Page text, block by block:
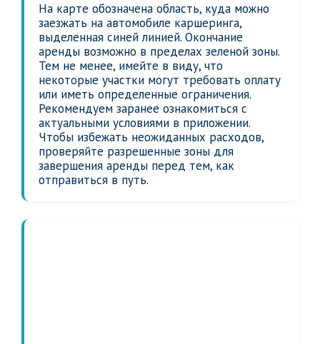
На карте обозначена область, куда можно
заезжать на автомобиле каршеринга,
выделенная синей линией. Окончание
аренды возможно в пределах зеленой зоны.
Тем не менее, имейте в виду, что
некоторые участки могут требовать оплату
или иметь определенные ограничения.
Рекомендуем заранее ознакомиться с
актуальными условиями в приложении.
Чтобы избежать неожиданных расходов,
проверяйте разрешенные зоны для
завершения аренды перед тем, как
отправиться в путь.